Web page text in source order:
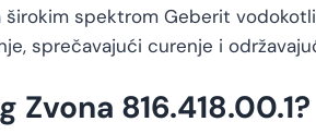
spektrom Geberit
sprečavajući curenje i
816.418.00.1?